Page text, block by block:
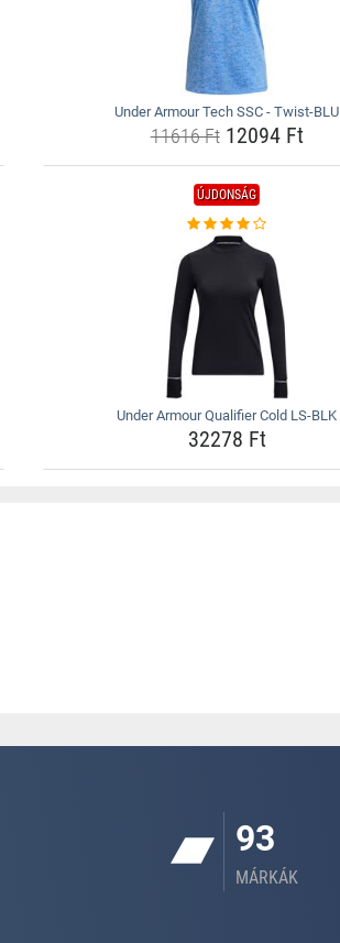
Under Armour Tech SSC - Twist-BLU
11616 Ft12094 Ft
ÚJDONSÁG
Under Armour Qualifier Cold LS-BLK
32278 Ft
93
MÁRKÁK